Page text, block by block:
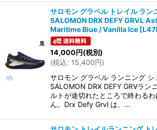
サロモン グラベル トレイル ラン
SALOMON DRX DEFY GRVL
Maritime Blue / Vanilla Ice [
14,000円(税別)
(税込: 15,400円)
サロモン グラベル ランニング シ
SALOMON DRX DEFY GRVラン
ルトが途切れたところで終わる
ん。Drx Defy Grvl は、…